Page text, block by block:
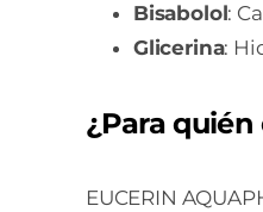
Bisabolol:
Glicerina:
¿Para quién
EUCERIN